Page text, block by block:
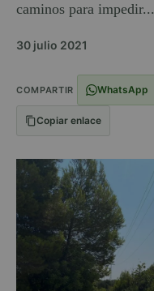
caminos para impedir...
30 julio 2021
COMPARTIR WhatsApp
Copiar enlace